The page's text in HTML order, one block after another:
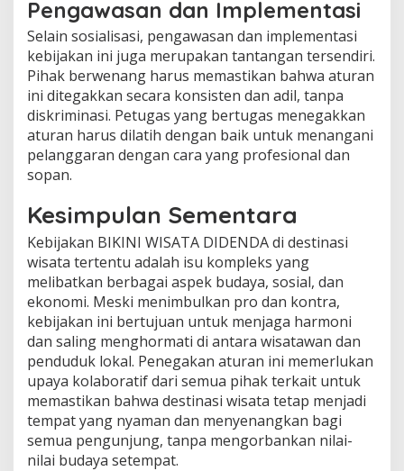
Pengawasan dan Implementasi
Selain sosialisasi, pengawasan dan implementasi
kebijakan ini juga merupakan tantangan tersendiri.
Pihak berwenang harus memastikan bahwa aturan
ini ditegakkan secara konsisten dan adil, tanpa
diskriminasi. Petugas yang bertugas menegakkan
aturan harus dilatih dengan baik untuk menangani
pelanggaran dengan cara yang profesional dan
sopan.
Kesimpulan Sementara
Kebijakan BIKINI WISATA DIDENDA di destinasi
wisata tertentu adalah isu kompleks yang
melibatkan berbagai aspek budaya, sosial, dan
ekonomi. Meski menimbulkan pro dan kontra,
kebijakan ini bertujuan untuk menjaga harmoni
dan saling menghormati di antara wisatawan dan
penduduk lokal. Penegakan aturan ini memerlukan
upaya kolaboratif dari semua pihak terkait untuk
memastikan bahwa destinasi wisata tetap menjadi
tempat yang nyaman dan menyenangkan bagi
semua pengunjung, tanpa mengorbankan nilai-
nilai budaya setempat.